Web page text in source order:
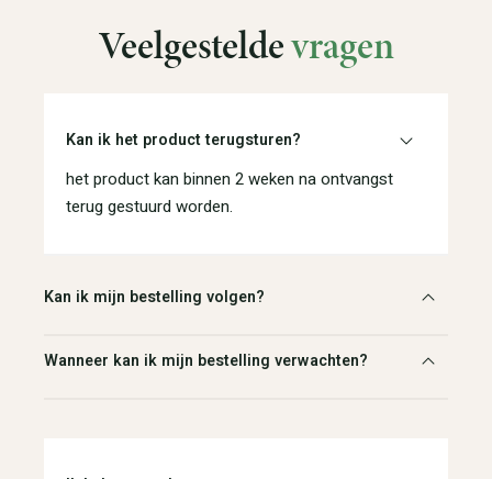
Veelgesteldevragen
Kan ik het product terugsturen?
het product kan binnen 2 weken na ontvangst
terug gestuurd worden.
Kan ik mijn bestelling volgen?
Wanneer kan ik mijn bestelling verwachten?